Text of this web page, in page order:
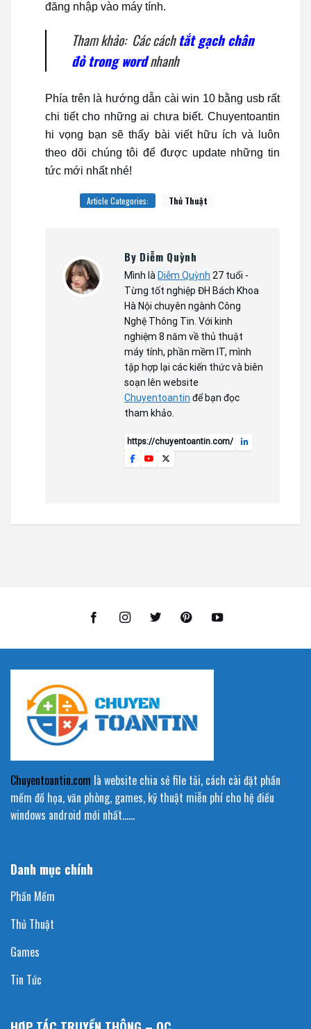
đăng nhập vào máy tính.
Tham khảo: Các cáchtắt gạch chân
đỏ trong wordnhanh
Phía trên là hướng dẫn cài win 10 bằng usbrất
chi tiết cho những ai chưa biết. Chuyentoantin
hi vọng bạn sẽ thấy bài viết hữu ích và luôn
theo dõi chúng tôi để được update những tin
tức mới nhất nhé!
Article Categories: Thủ Thuật
By Diễm Quỳnh
Mình là Diễm Quỳnh 27 tuổi -
Từng tốt nghiệp ĐH Bách Khoa
Hà Nội chuyên ngành Công
Nghệ Thông Tin. Với kinh
nghiệm 8 năm về thủ thuật
máy tính, phần mềm IT, mình
tập hợp lại các kiến thức và biên
soạn lên website
Chuyentoantin để bạn đọc
tham khảo.
https://chuyentoantin.com/
Chuyentoantin.com là website chia sẻ file tải, cách cài đặt phần
mềm đồ họa, văn phòng, games, kỹ thuật miễn phí cho hệ điều
windows android mới nhất……
Danh mục chính
Phần Mềm
Thủ Thuật
Games
Tin Tức